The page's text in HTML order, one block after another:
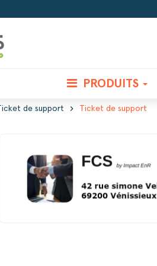
PRODUITS
Ticket de support chevron_right Ticket de support